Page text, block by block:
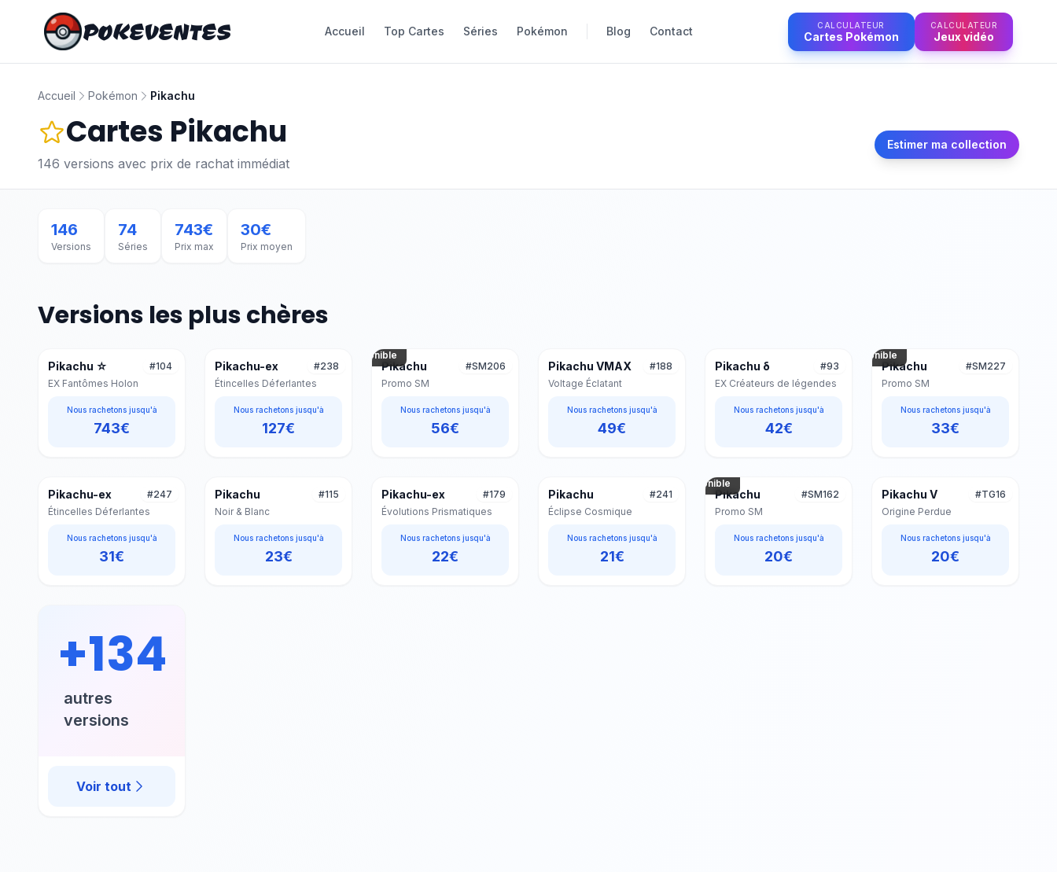
POKEVENTES Accueil Top Cartes Séries Pokémon Blog Contact CALCULATEUR
Cartes Pokémon
CALCULATEUR
Jeux vidéo
Accueil Pokémon Pikachu
Cartes Pikachu
146 versions avec prix de rachat immédiat
Estimer ma collection
146
Versions
74
Séries
743€
Prix max
30€
Prix moyen
Versions les plus chères
#104
Pikachu ☆
EX Fantômes Holon
Nous rachetons jusqu'à
743€
#238
Pikachu-ex
Étincelles Déferlantes
Nous rachetons jusqu'à
127€
disponible
#SM206
Pikachu
Promo SM
Nous rachetons jusqu'à
56€
#188
Pikachu VMAX
Voltage Éclatant
Nous rachetons jusqu'à
49€
#93
Pikachu δ
EX Créateurs de légendes
Nous rachetons jusqu'à
42€
disponible
#SM227
Pikachu
Promo SM
Nous rachetons jusqu'à
33€
#247
Pikachu-ex
Étincelles Déferlantes
Nous rachetons jusqu'à
31€
#115
Pikachu
Noir & Blanc
Nous rachetons jusqu'à
23€
#179
Pikachu-ex
Évolutions Prismatiques
Nous rachetons jusqu'à
22€
#241
Pikachu
Éclipse Cosmique
Nous rachetons jusqu'à
21€
disponible
#SM162
Pikachu
Promo SM
Nous rachetons jusqu'à
20€
#TG16
Pikachu V
Origine Perdue
Nous rachetons jusqu'à
20€
+134
autres
versions
Voir tout